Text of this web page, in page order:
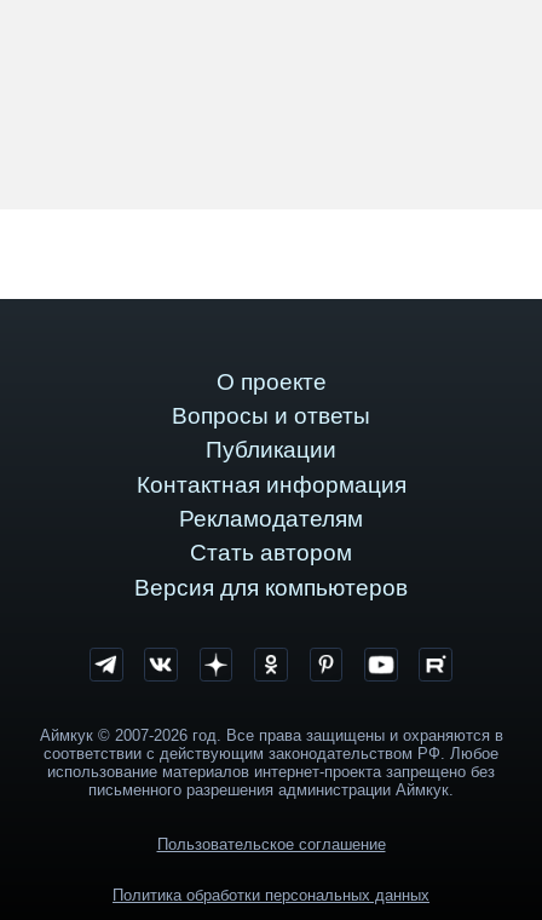
О проекте
Вопросы и ответы
Публикации
Контактная информация
Рекламодателям
Стать автором
Версия для компьютеров
Аймкук © 2007-2026 год. Все права защищены и охраняются в
соответствии с действующим законодательством РФ. Любое
использование материалов интернет-проекта запрещено без
письменного разрешения администрации Аймкук.
Пользовательское соглашение
Политика обработки персональных данных